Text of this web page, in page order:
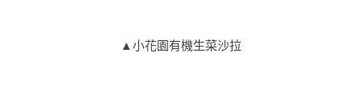
▲小花園有機生菜沙拉